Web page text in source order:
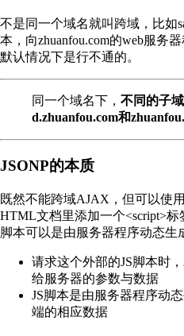
不是同一个域名就叫跨域，比如
本，向zhuanfou.com的web服务
默认情况下是行不通的。
同一个域名下， 不同的子
d.zhuanfou.com和
JSONP的本质
既然不能跨域AJAX，但可以使
HTML文档里添加一个<script>标
脚本可以是由服务器程序动态生
请求这个外部的JS脚本时
给服务器的参数与数据
JS脚本是由服务器程序动
端的相应数据